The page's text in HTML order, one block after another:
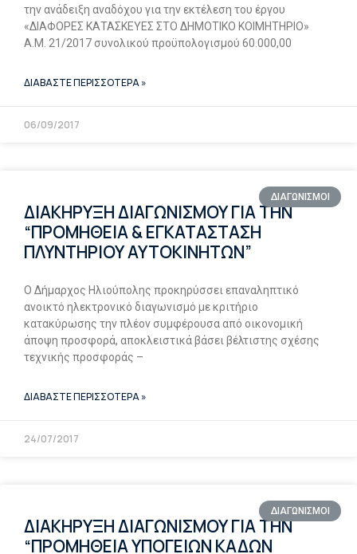
την ανάδειξη αναδόχου για την εκτέλεση του έργου
«ΔΙΑΦΟΡΕΣ ΚΑΤΑΣΚΕΥΕΣ ΣΤΟ ΔΗΜΟΤΙΚΟ ΚΟΙΜΗΤΗΡΙΟ»
Α.Μ. 21/2017 συνολικού προϋπολογισμού 60.000,00
ΔΙΑΒΑΣΤΕ ΠΕΡΙΣΣΟΤΕΡΑ »
06/09/2017
ΔΙΑΓΩΝΙΣΜΟΙ
ΔΙΑΚΗΡΥΞΗ ΔΙΑΓΩΝΙΣΜΟΥ ΓΙΑ ΤΗΝ
“ΠΡΟΜΗΘΕΙΑ & ΕΓΚΑΤΑΣΤΑΣΗ
ΠΛΥΝΤΗΡΙΟΥ ΑΥΤΟΚΙΝΗΤΩΝ”
Ο Δήμαρχος Ηλιούπολης προκηρύσσει επαναληπτικό
ανοικτό ηλεκτρονικό διαγωνισμό με κριτήριο
κατακύρωσης την πλέον συμφέρουσα από οικονομική
άποψη προσφορά, αποκλειστικά βάσει βέλτιστης σχέσης
τεχνικής προσφοράς –
ΔΙΑΒΑΣΤΕ ΠΕΡΙΣΣΟΤΕΡΑ »
24/07/2017
ΔΙΑΓΩΝΙΣΜΟΙ
ΔΙΑΚΗΡΥΞΗ ΔΙΑΓΩΝΙΣΜΟΥ ΓΙΑ ΤΗΝ
“ΠΡΟΜΗΘΕΙΑ ΥΠΟΓΕΙΩΝ ΚΑΔΩΝ